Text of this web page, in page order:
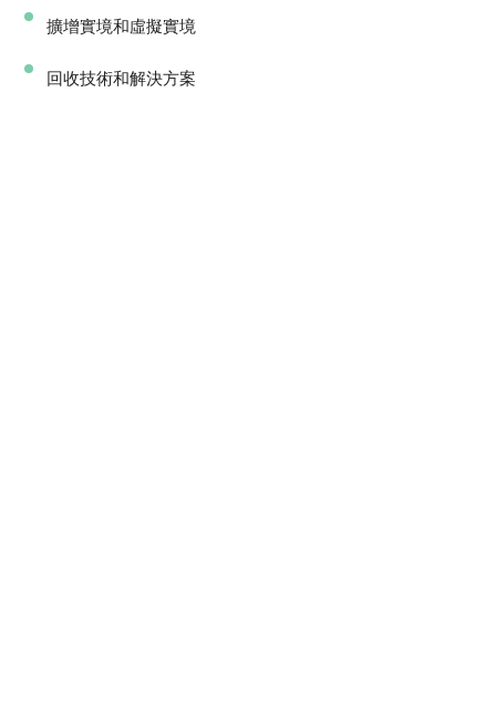
擴增實境和虛擬實境
回收技術和解決方案